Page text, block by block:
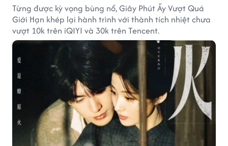
Từng được kỳ vọng bùng nổ, Giây Phút Ấy Vượt Quá
Giới Hạn khép lại hành trình với thành tích nhiệt chưa
vượt 10k trên iQIYI và 30k trên Tencent.